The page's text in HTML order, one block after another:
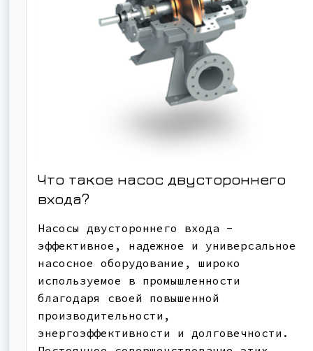
Что такое насос двустороннего
входа?
Насосы двустороннего входа -
эффективное, надежное и универсальное
насосное оборудование, широко
используемое в промышленности
благодаря своей повышенной
производительности,
энергоэффективности и долговечности.